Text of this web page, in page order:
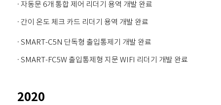
· 자동문 6개 통합 제어 리더기 용역 개발 완료
· 간이 온도 체크 카드 리더기 용역 개발 완료
· SMART-C5N 단독형 출입통제기 개발 완료
· SMART-FC5W 출입통제형 지문 WIFI 리더기 개발 완료
2020